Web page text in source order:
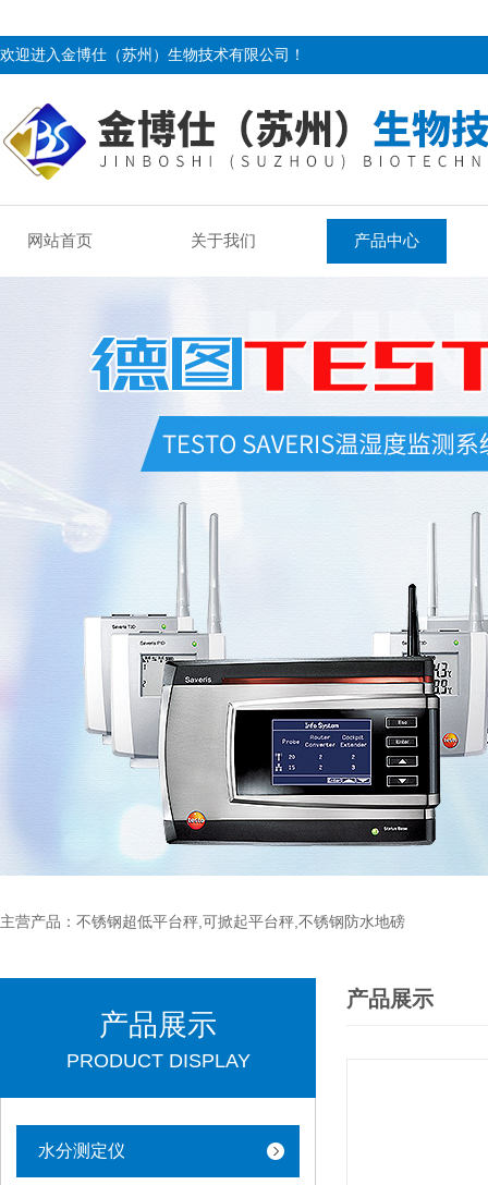
欢迎进入金博仕（苏州）生物技术有限公司！
网站首页 关于我们 产品中心
主营产品：不锈钢超低平台秤,可掀起平台秤,不锈钢防水地磅
产品展示
PRODUCT DISPLAY
水分测定仪
产品展示